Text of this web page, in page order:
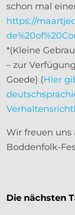
schon mal
https://
*(Kleine
– zur
Goede) (Hier
Wir freuen uns
Boddenfolk-
Die nächsten